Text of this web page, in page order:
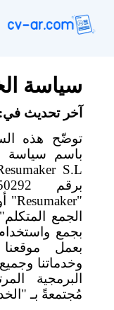
سياسة
آخر تحديث في:
توضّح هذه
باسم سياسة
S.L
برقم
"
Resumaker
"
الجمع
بجمع
بعمل موقعنا
وخدماتنا
البرمجية
مُجتمعةً بـ